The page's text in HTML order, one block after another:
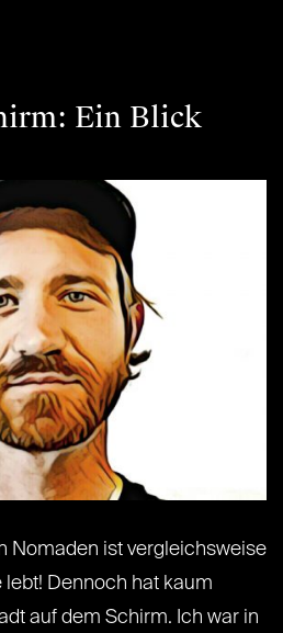
Ein Blick
Nomaden ist vergleichsweise
lebt! Dennoch hat kaum
auf dem Schirm. Ich war in